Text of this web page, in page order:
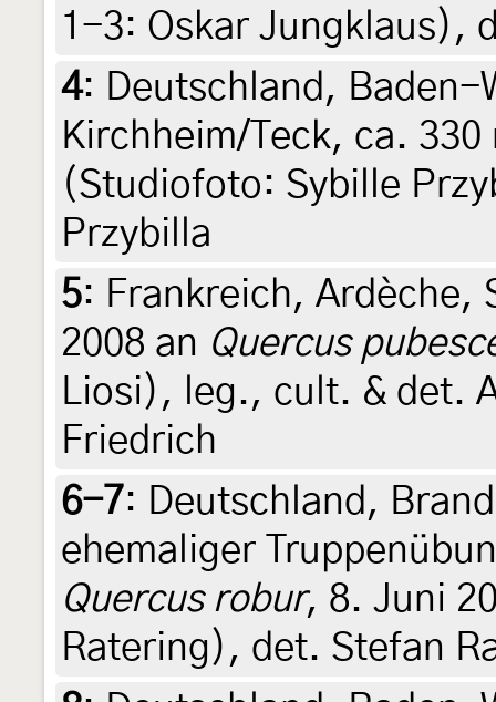
1-3: Oskar Jungklaus),
4: Deutschland, Baden-
Kirchheim/Teck, ca.
(Studiofoto: Sybille
Przybilla
5: Frankreich, Ardèche,
2008 an Quercus
Liosi), leg., cult. & det.
Friedrich
6-7: Deutschland,
ehemaliger
Quercus robur, 8. Juni
Ratering), det. Stefan